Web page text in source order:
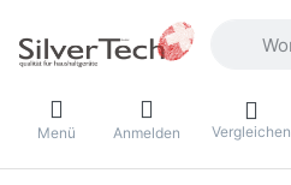
Menü Anmelden Vergleichen